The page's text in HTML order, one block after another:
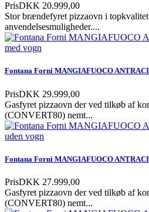
PrisDKK 20.999,00
Stor brændefyret pizzaovn i
anvendelsesmuligheder....
Fontana Forni MANGIAFUOCO
PrisDKK 29.999,00
Gasfyret pizzaovn der ved tilkøb af
(CONVERT80) nemt...
Fontana Forni MANGIAFUOCO
PrisDKK 27.999,00
Gasfyret pizzaovn der ved tilkøb af
(CONVERT80) nemt...